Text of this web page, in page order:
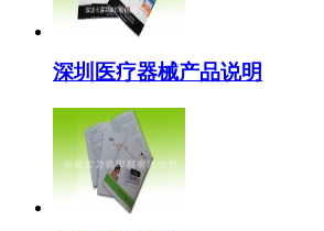
深圳医疗器械产品说明